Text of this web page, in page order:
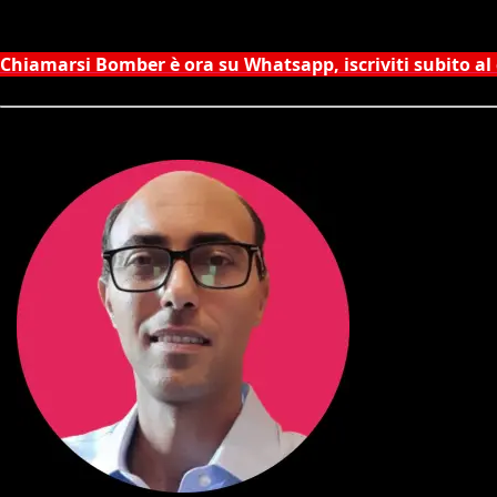
Chiamarsi Bomber è ora su Whatsapp, iscriviti subito al